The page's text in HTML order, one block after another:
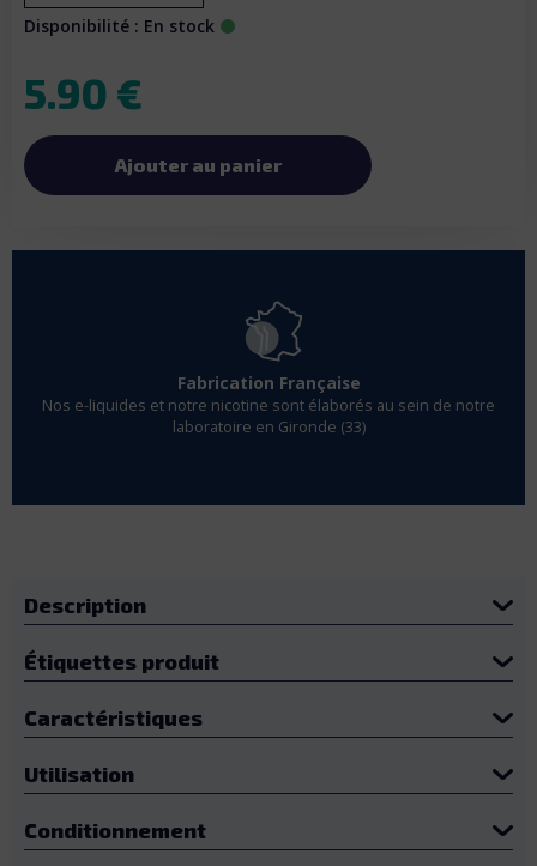
Disponibilité : En stock
5.90 €
Ajouter au panier
Fabrication Française
Nos e-liquides et notre nicotine sont élaborés au sein de notre
laboratoire en Gironde (33)
Description
Étiquettes produit
Caractéristiques
Utilisation
Conditionnement